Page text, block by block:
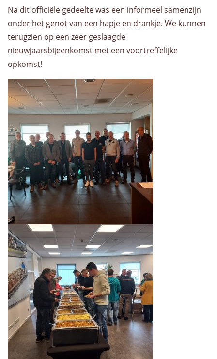
Kwaliteit
Privacybeleid
Nieuws
Contact
Contactpersonen
Na dit officiële gedeelte was een informeel samenzijn
onder het genot van een hapje en drankje. We kunnen
terugzien op een zeer geslaagde
nieuwjaarsbijeenkomst met een voortreffelijke
opkomst!